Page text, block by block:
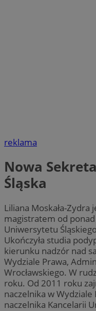
reklama
Nowa
Śląska
Liliana Moskała-Zydra
magistratem od
Uniwersytetu
Ukończyła studia
kierunku nadzór nad
Wydziale Prawa,
Wrocławskiego. W
roku. Od 2011 roku
naczelnika w
naczelnika Kancelarii